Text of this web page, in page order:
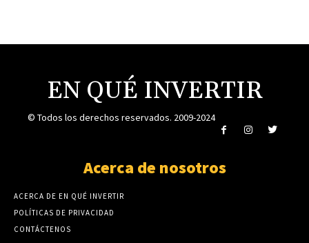
EN QUÉ INVERTIR
© Todos los derechos reservados. 2009-2024
Acerca de nosotros
ACERCA DE EN QUÉ INVERTIR
POLÍTICAS DE PRIVACIDAD
CONTÁCTENOS